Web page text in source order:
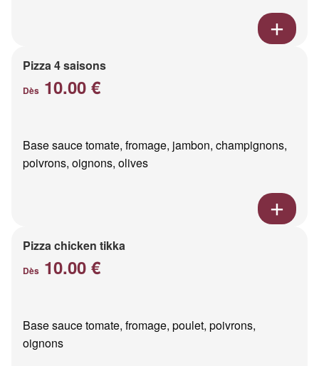
Pizza 4 saisons
Dès 10.00 €
Base sauce tomate, fromage, jambon, champignons,
poivrons, oignons, olives
Pizza chicken tikka
Dès 10.00 €
Base sauce tomate, fromage, poulet, poivrons,
oignons